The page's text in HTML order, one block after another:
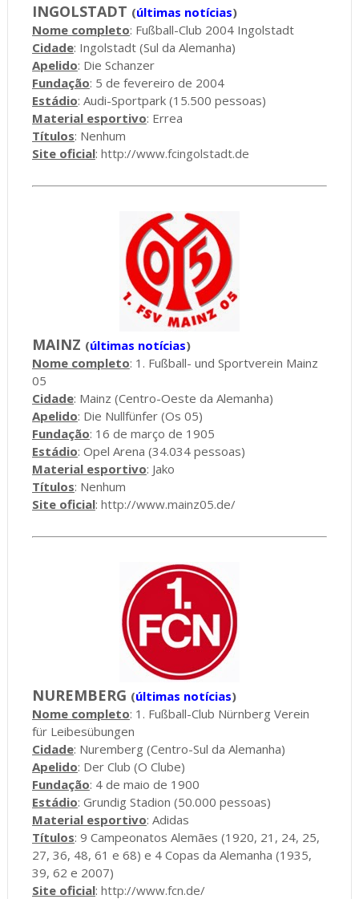
INGOLSTADT (últimas notícias)
Nome completo: Fußball-Club 2004 Ingolstadt
Cidade: Ingolstadt (Sul da Alemanha)
Apelido: Die Schanzer
Fundação: 5 de fevereiro de 2004
Estádio: Audi-Sportpark (15.500 pessoas)
Material esportivo: Errea
Títulos: Nenhum
Site oficial: http://www.fcingolstadt.de
MAINZ (últimas notícias)
Nome completo: 1. Fußball- und Sportverein Mainz
05
Cidade: Mainz (Centro-Oeste da Alemanha)
Apelido: Die Nullfünfer (Os 05)
Fundação: 16 de março de 1905
Estádio: Opel Arena (34.034 pessoas)
Material esportivo: Jako
Títulos: Nenhum
Site oficial: http://www.mainz05.de/
NUREMBERG (últimas notícias)
Nome completo: 1. Fußball-Club Nürnberg Verein
für Leibesübungen
Cidade: Nuremberg (Centro-Sul da Alemanha)
Apelido: Der Club (O Clube)
Fundação: 4 de maio de 1900
Estádio: Grundig Stadion (50.000 pessoas)
Material esportivo: Adidas
Títulos: 9 Campeonatos Alemães (1920, 21, 24, 25,
27, 36, 48, 61 e 68) e 4 Copas da Alemanha (1935,
39, 62 e 2007)
Site oficial: http://www.fcn.de/